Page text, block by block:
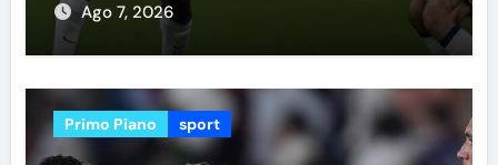
Ago 7, 2026
Primo Piano sport